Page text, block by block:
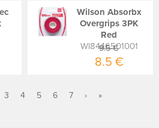
Wilson Absorbx
Overgrips 3PK
Red
WI8446501001
9.5 €
8.5 €
3 4 5 6 7 › »